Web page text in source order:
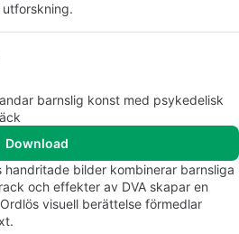
barnslig konst med psykedelisk
Download
handritade bilder kombinerar barnsliga
och effekter av DVA skapar en
visuell berättelse förmedlar